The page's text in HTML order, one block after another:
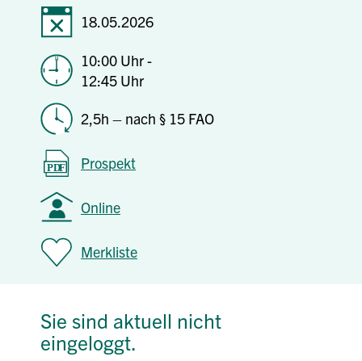
18.05.2026
10:00 Uhr -
12:45 Uhr
2,5h – nach § 15 FAO
Prospekt
Online
Merkliste
Sie sind aktuell nicht
eingeloggt.